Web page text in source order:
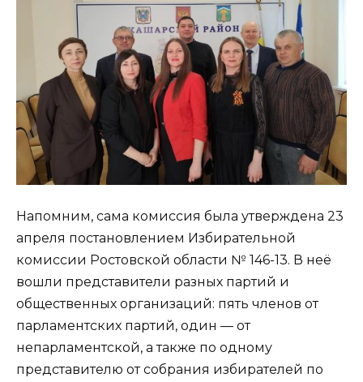
Напомним, сама комиссия была утверждена 23
апреля постановлением Избирательной
комиссии Ростовской области № 146-13. В неё
вошли представители разных партий и
общественных организаций: пять членов от
парламентских партий, один — от
непарламентской, а также по одному
представителю от собрания избирателей по